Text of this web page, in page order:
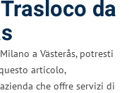
da
a Västerås, potresti
articolo,
che offre servizi di